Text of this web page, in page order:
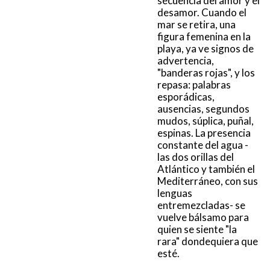
desamor. Cuando el
mar se retira, una
figura femenina en la
playa, ya ve signos de
advertencia,
"banderas rojas", y los
repasa: palabras
esporádicas,
ausencias, segundos
mudos, súplica, puñal,
espinas. La presencia
constante del agua -
las dos orillas del
Atlántico y también el
Mediterráneo, con sus
lenguas
entremezcladas- se
vuelve bálsamo para
quien se siente "la
rara" dondequiera que
esté.